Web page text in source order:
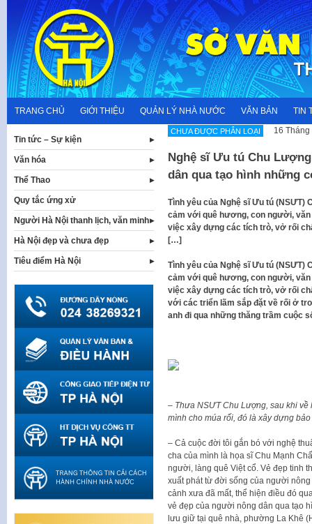
content
TRANG CHỦ GIỚI THIỆU QUẢN LÝ NHÀ NƯỚC VĂN BẢN TIN
CHƯA ĐƯỢC PHÂN LOẠI 16 Tháng
Nghệ sĩ Ưu tú Chu
dân qua tạo hình những
Tình yêu của Nghệ sĩ Ưu tú
cảm với quê hương, con người,
việc xây dựng các tích trò, vở rối
[…]
Tình yêu của Nghệ sĩ Ưu tú
cảm với quê hương, con người,
việc xây dựng các tích trò, vở rối
với các triển lãm sắp đặt về rối ở
anh đi qua những thăng trầm cuộc
– Thưa NSƯT Chu Lượng, sau khi
mình cho múa rối, đó là xây dựng
– Cả cuộc đời tôi gắn bó với nghệ
cha của mình là họa sĩ Chu Mạnh
người, làng quê Việt cổ. Vẻ đẹp tinh
xuất phát từ đời sống của người
cảnh xưa đã mất, thể hiện điều đó
vẻ đẹp của người nông dân qua tạo
lưu giữ tại quê nhà, phường La Khê
Tin tức – Sự kiện
Văn hóa
Thể Thao
Quy tắc ứng xử
Người Hà Nội thanh lịch, văn minh
Hà Nội đẹp và chưa đẹp
Tiêu điểm Hà Nội